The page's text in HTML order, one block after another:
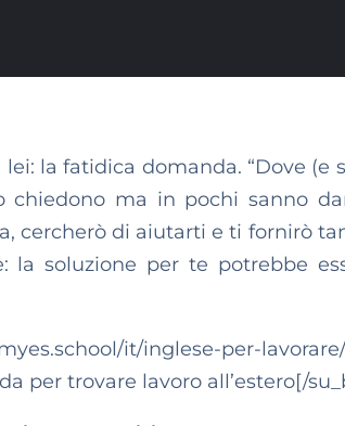
la fatidica domanda. “Dove (e
chiedono ma in pochi sanno
cercherò di aiutarti e ti fornirò
soluzione per te potrebbe
it/inglese-per-lavorare/
per trovare lavoro all’estero[/